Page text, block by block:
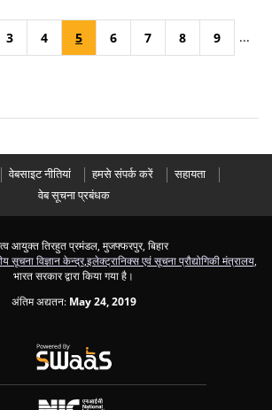
3 4 5 6 7 8 9 ...
वेबसाइट नीतियां हमसे संपर्क करें
सहायता
वेब सूचना प्रबंधक
आयुक्त तिरहुत प्रमंडल, मुजफ्फरपुर, बिहार
सूचना विज्ञान केन्द्र,इलेक्ट्रानिक्स एवं सूचना प्रौद्योगिकी मंत्रालय,
भारत सरकार द्वारा किया गया है।
अंतिम अद्यतन: May 24, 2019